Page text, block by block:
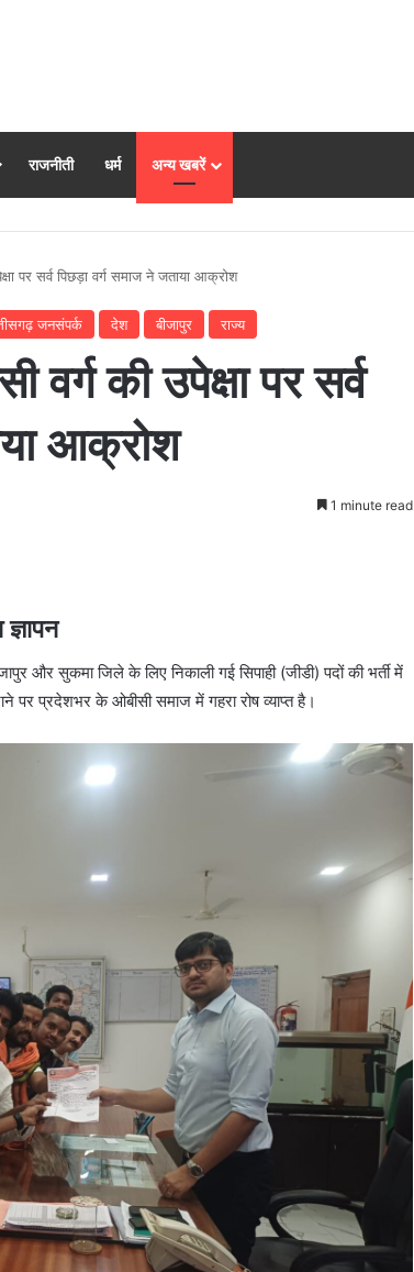
राजनीती धर्म अन्य खबरें
पर सर्व पिछड़ा वर्ग समाज ने जताया आक्रोश
जनसंपर्क देश बीजापुर राज्य
वर्ग की उपेक्षा पर सर्व
आक्रोश
1 minute read
और सुकमा जिले के लिए निकाली गई सिपाही (जीडी) पदों की भर्ती में
पर प्रदेशभर के ओबीसी समाज में गहरा रोष व्याप्त है।